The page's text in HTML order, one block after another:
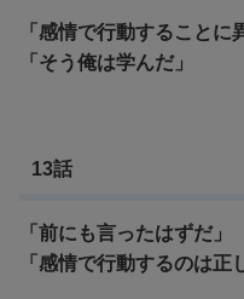
「感情で行動することに
「そう俺は学んだ」
13話
「前にも言ったはずだ」
「 感情で行動するのは正